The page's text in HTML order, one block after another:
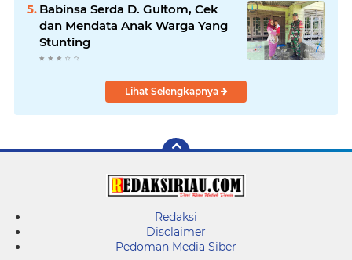
Babinsa Serda D. Gultom, Cek
dan Mendata Anak Warga Yang
Stunting
Lihat Selengkapnya
Redaksi
Disclaimer
Pedoman Media Siber